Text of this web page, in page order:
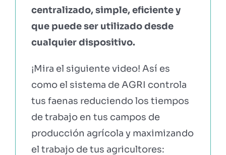
centralizado, simple, eficiente y
que puede ser utilizado desde
cualquier dispositivo.
¡Mira el siguiente video! Así es
como el sistema de AGRI controla
tus faenas reduciendo los tiempos
de trabajo en tus campos de
producción agrícola y maximizando
el trabajo de tus agricultores: